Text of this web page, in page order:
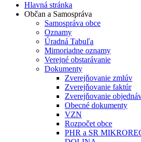
Hlavná stránka
Občan a Samospráva
Samospráva obce
Oznamy
Úradná Tabuľa
Mimoriadne oznamy
Verejné obstarávanie
Dokumenty
Zverejňovanie zmlúv
Zverejňovanie faktúr
Zverejňovanie
Obecné dokumenty
VZN
Rozpočet obce
PHR a SR